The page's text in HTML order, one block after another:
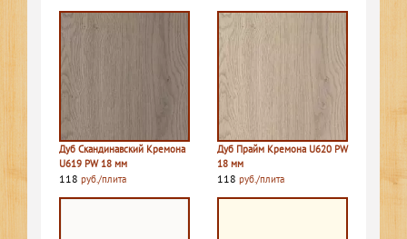
Дуб Скандинавский Кремона
U619 PW 18 мм
118 руб./плита
Дуб Прайм Кремона U620 PW
18 мм
118 руб./плита